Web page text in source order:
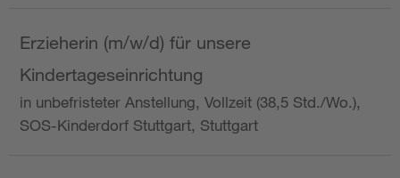
Erzieherin (m/w/d) für unsere
Kindertageseinrichtung
in unbefristeter Anstellung, Vollzeit (38,5 Std./Wo.),
SOS-Kinderdorf Stuttgart, Stuttgart